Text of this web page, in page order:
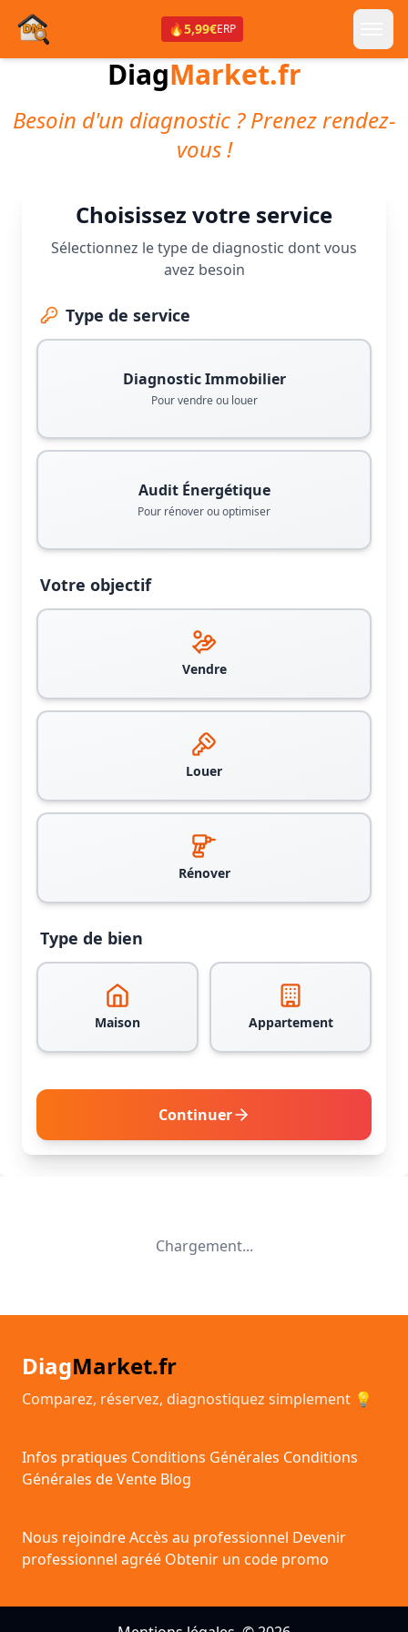
🔥5,99€ERP
DiagMarket.fr
Besoin d'un diagnostic ? Prenez rendez-
vous !
Choisissez votre service
Sélectionnez le type de diagnostic dont vous
avez besoin
Type de service
Diagnostic Immobilier
Pour vendre ou louer
Audit Énergétique
Pour rénover ou optimiser
Votre objectif
Vendre
Louer
Rénover
Type de bien
Maison Appartement
Continuer
Chargement...
DiagMarket.fr
Comparez, réservez, diagnostiquez simplement 💡
Infos pratiques Conditions Générales Conditions
Générales de Vente Blog
Nous rejoindreAccès au professionnel Devenir
professionnel agréé Obtenir un code promo